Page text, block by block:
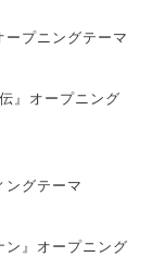
プニングテーマ
』オープニング
ングテーマ
ン』オープニング